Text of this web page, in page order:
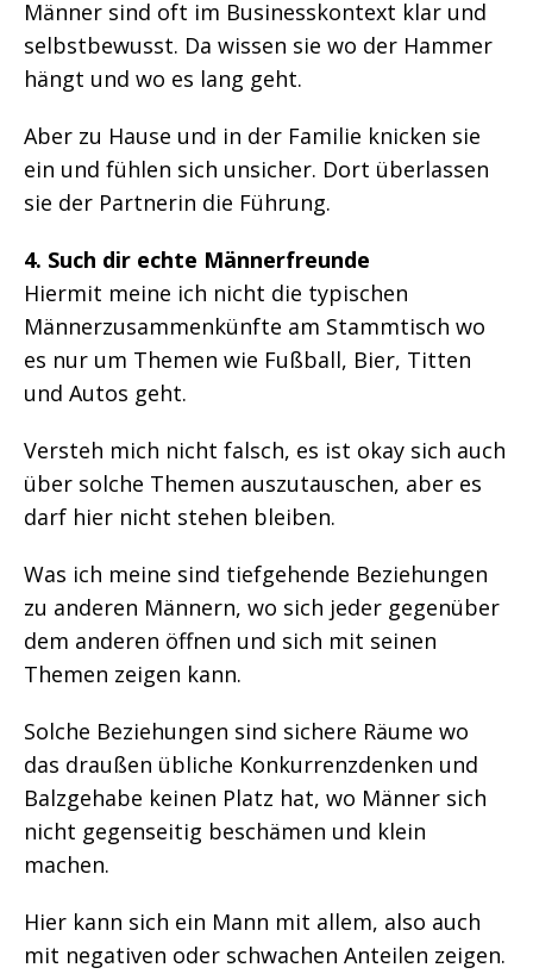
Männer sind oft im Businesskontext klar und
selbstbewusst. Da wissen sie wo der Hammer
hängt und wo es lang geht.
Aber zu Hause und in der Familie knicken sie
ein und fühlen sich unsicher. Dort überlassen
sie der Partnerin die Führung.
4. Such dir echte Männerfreunde
Hiermit meine ich nicht die typischen
Männerzusammenkünfte am Stammtisch wo
es nur um Themen wie Fußball, Bier, Titten
und Autos geht.
Versteh mich nicht falsch, es ist okay sich auch
über solche Themen auszutauschen, aber es
darf hier nicht stehen bleiben.
Was ich meine sind tiefgehende Beziehungen
zu anderen Männern, wo sich jeder gegenüber
dem anderen öffnen und sich mit seinen
Themen zeigen kann.
Solche Beziehungen sind sichere Räume wo
das draußen übliche Konkurrenzdenken und
Balzgehabe keinen Platz hat, wo Männer sich
nicht gegenseitig beschämen und klein
machen.
Hier kann sich ein Mann mit allem, also auch
mit negativen oder schwachen Anteilen zeigen.